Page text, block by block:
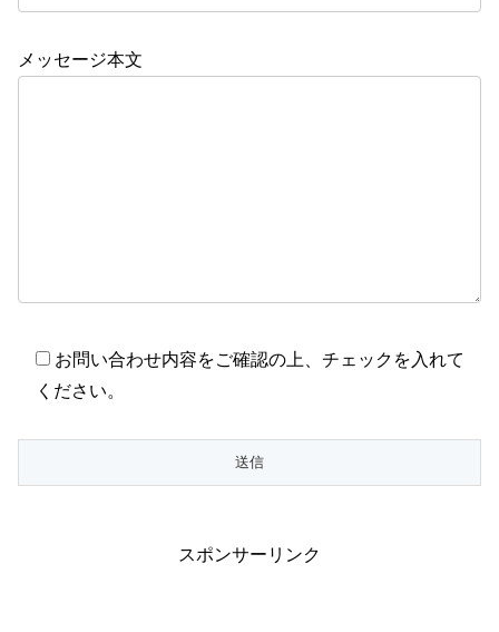
メッセージ本文
お問い合わせ内容をご確認の上、チェックを入れて
ください。
スポンサーリンク